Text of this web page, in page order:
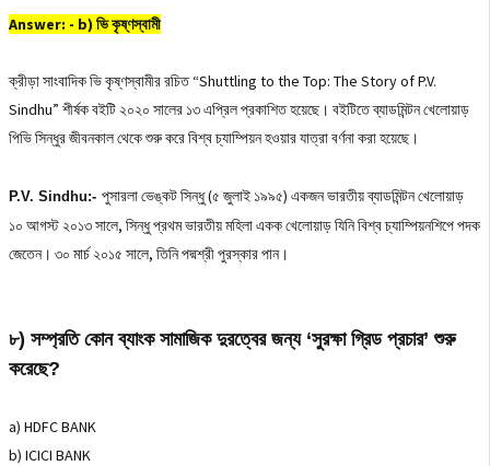
Answer: - b) ভি কৃষ্ণস্বামী
ক্রীড়া সাংবাদিক ভি কৃষ্ণস্বামীর রচিত “Shuttling to the Top: The Story of P.V.
Sindhu” শীর্ষক বইটি ২০২০ সালের ১৩ এপ্রিল প্রকাশিত হয়েছে। বইটিতে ব্যাডমিন্টন খেলোয়াড়
পিভি সিন্ধুর জীবনকাল থেকে শুরু করে বিশ্ব চ্যাম্পিয়ন হওয়ার যাত্রা বর্ণনা করা হয়েছে।
P.V. Sindhu:- পুসারলা ভেঙ্কট সিন্ধু (৫ জুলাই ১৯৯৫) একজন ভারতীয় ব্যাডমিন্টন খেলোয়াড়
১০ আগস্ট ২০১৩ সালে, সিন্ধু প্রথম ভারতীয় মহিলা একক খেলোয়াড় যিনি বিশ্ব চ্যাম্পিয়নশিপে পদক
জেতেন। ৩০ মার্চ ২০১৫ সালে, তিনি পদ্মশ্রী পুরস্কার পান।
৮) সম্প্রতি কোন ব্যাংক সামাজিক দুরত্বের জন্য ‘সুরক্ষা গ্রিড প্রচার’ শুরু
করেছে?
a) HDFC BANK
b) ICICI BANK